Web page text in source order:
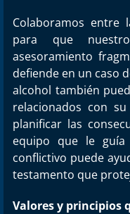
Colaboramos entre
para que
asesoramiento
defiende en un caso
alcohol también
relacionados con
planificar las
equipo que le
conflictivo puede
testamento que
Valores y principios